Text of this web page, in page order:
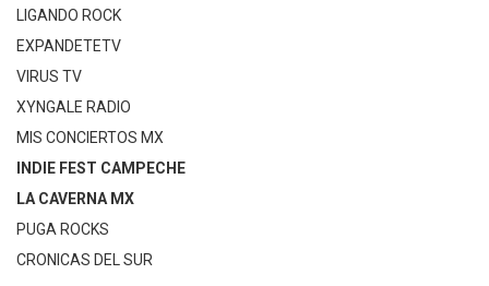
LIGANDO ROCK
EXPANDETETV
VIRUS TV
XYNGALE RADIO
MIS CONCIERTOS MX
INDIE FEST CAMPECHE
LA CAVERNA MX
PUGA ROCKS
CRONICAS DEL SUR